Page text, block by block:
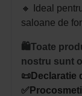
🔸
Ideal
saloane de
🛍️Toate
nostru sunt
📜Declaratie